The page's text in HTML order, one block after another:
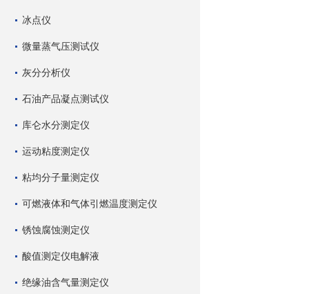
冰点仪
微量蒸气压测试仪
灰分分析仪
石油产品凝点测试仪
库仑水分测定仪
运动粘度测定仪
粘均分子量测定仪
可燃液体和气体引燃温度测定仪
锈蚀腐蚀测定仪
酸值测定仪电解液
绝缘油含气量测定仪